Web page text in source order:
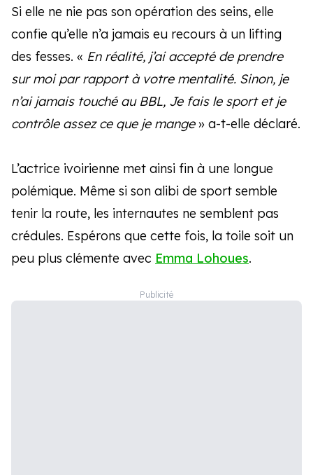
Si elle ne nie pas son opération des seins, elle
confie qu’elle n’a jamais eu recours à un lifting
des fesses. « En réalité, j’ai accepté de prendre
sur moi par rapport à votre mentalité. Sinon, je
n’ai jamais touché au BBL, Je fais le sport et je
contrôle assez ce que je mange» a-t-elle déclaré.
L’actrice ivoirienne met ainsi fin à une longue
polémique. Même si son alibi de sport semble
tenir la route, les internautes ne semblent pas
crédules. Espérons que cette fois, la toile soit un
peu plus clémente avec Emma Lohoues.